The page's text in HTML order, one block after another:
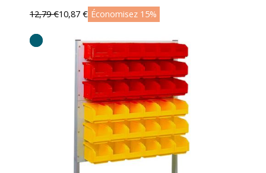
12,79 €10,87 € Économisez 15%